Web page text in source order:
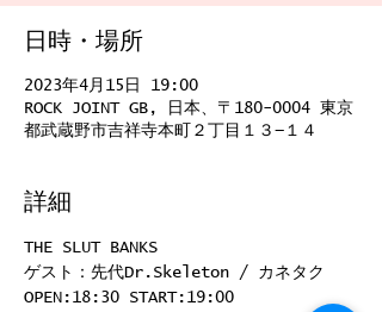
日時・場所
2023年4月15日 19:00
ROCK JOINT GB, 日本、〒180-0004 東京
都武蔵野市吉祥寺本町２丁目１３−１４
詳細
THE SLUT BANKS
ゲスト：先代Dr.Skeleton / カネタク
OPEN:18:30 START:19:00